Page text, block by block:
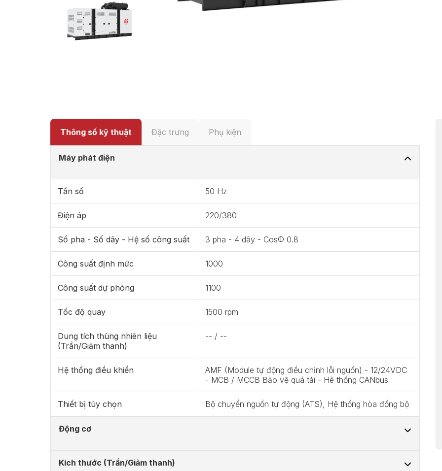
Thông số kỹ thuật Đặc trưng Phụ kiện
Máy phát điện
Tần số 50 Hz
Điện áp 220/380
Số pha - Số dây - Hệ số công suất 3 pha - 4 dây - CosΦ 0.8
Công suất định mức 1000
Công suất dự phòng 1100
Tốc độ quay 1500 rpm
Dung tích thùng nhiên liệu
(Trần/Giảm thanh)
-- / --
Hệ thống điều khiển
AMF (Module tự động điều chỉnh lỗi nguồn) - 12/24VDC
- MCB / MCCB Bảo vệ quá tải - Hê thống CANbus
Thiết bị tùy chọn Bộ chuyển nguồn tự động (ATS), Hệ thống hòa đồng bộ
Động cơ
Kích thước (Trần/Giảm thanh)